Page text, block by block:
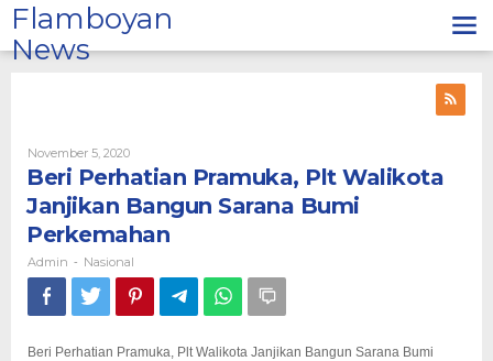
Lewati
ke
konten
Flamboyan
News
November 5, 2020Oleh
Admin
Beri Perhatian Pramuka, Plt Walikota
Janjikan Bangun Sarana Bumi
Perkemahan
Admin - Nasional
Beri Perhatian Pramuka, Plt Walikota Janjikan Bangun Sarana Bumi